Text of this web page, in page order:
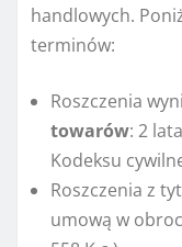
handlowych.
terminów:
Roszczenia
towarów: 2
Kodeksu
Roszczenia z
umową w